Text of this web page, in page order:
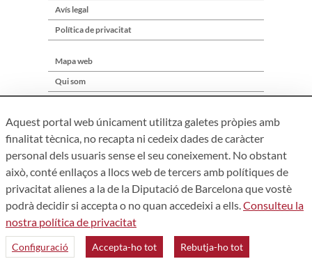
Avís legal
Política de privacitat
Mapa web
Qui som
Àrea de Cultura – Gerència de Serveis de Biblioteques. Zamora,
73. 08018 Barcelona. Tel: 934 022 241
Aquest portal web únicament utilitza galetes pròpies amb
finalitat tècnica, no recapta ni cedeix dades de caràcter
personal dels usuaris sense el seu coneixement. No obstant
això, conté enllaços a llocs web de tercers amb polítiques de
privacitat alienes a la de la Diputació de Barcelona que vostè
podrà decidir si accepta o no quan accedeixi a ells.Consulteu la
nostra política de privacitat
Configuració Accepta-ho tot Rebutja-ho tot